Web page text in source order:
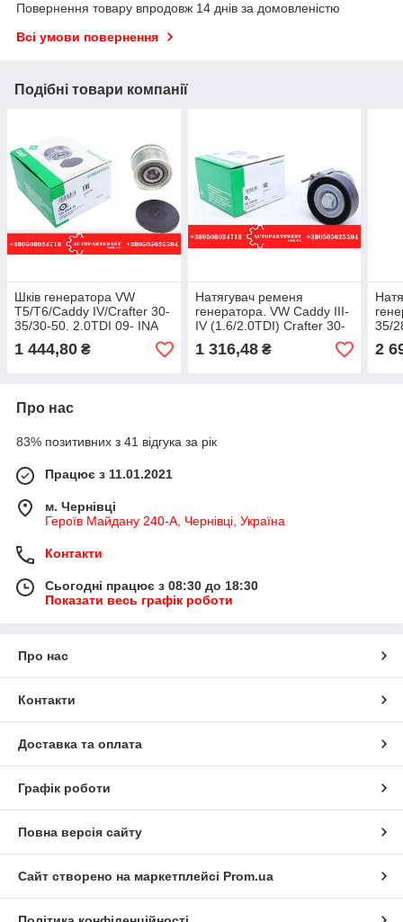
Повернення товару впродовж 14 днів за домовленістю
Всі умови повернення
Подібні товари компанії
Шків генератора VW
T5/T6/Caddy IV/Crafter 30-
35/30-50. 2.0TDI 09- INA
1 444,80 ₴
Натягувач ременя
генератора. VW Caddy III-
IV (1.6/2.0TDI) Crafter 30-
35/30/50 (2.0TDI)/ T-5
(2.0TD). T-6. INA
1 316,48₴
35/
35/
2
Про нас
83% позитивних з 41 відгука за рік
Працює з 11.01.2021
м. Чернівці
Героїв Майдану 240-А, Чернівці, Україна
Контакти
Сьогодні працює з 08:30 до 18:30
Показати весь графік роботи
Про нас
Контакти
Доставка та оплата
Графік роботи
Повна версія сайту
Сайт створено на маркетплейсі Prom.ua